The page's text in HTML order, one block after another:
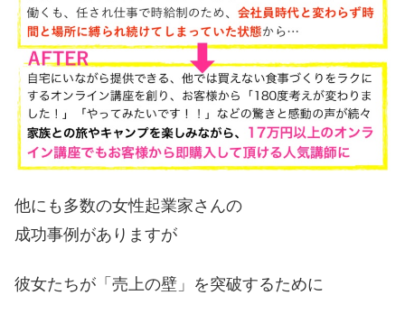
他にも多数の女性起業家さんの
成功事例がありますが
彼女たちが「売上の壁」を突破するために